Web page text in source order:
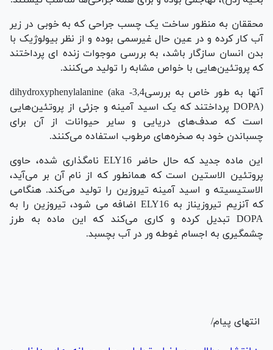
محققان به منظور ساخت یک چسب جراحی که به خوبی در زیر
آب کار کرده و در عین حال غیرسمی بوده و از نظر بیولوژیک با
بدن انسان سازگار باشد، به بررسی موجوات زنده ای پرداختند
که پروتئین‌هایی با خواص مشابه را تولید می‌کنند.
آنها به طور خاص به بررسی3,4- dihydroxyphenylalanine (aka
DOPA) پرداختند که یک اسید آمینه و جزئی از پروتئین‌هایی
است که صدف‌های دریایی و سایر حیوانات از آن برای
چسباندن خود به صخره‌های مرطوب استفاده می‌کنند.
این ماده جدید که حال حاضر ELY16 نامگذاری شده، حاوی
پروتئین الاستین است که همانطور که از نام آن بر می‌آید،
الاستیسیته و اسید آمینه تیروزین را تولید می‌کند. هنگامی
که آنزیم تیروزیناز به ELY16 اضافه می شود، تیروزین را به
DOPA تبدیل کرده و کاری می‌کند که این ماده به طرز
چشمگیری به اجسام غوطه ور در آب بچسبد.
انتهای پیام/